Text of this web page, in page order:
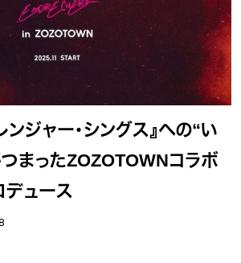
ンジャー・シングス』への“い
まったZOZOTOWNコラボ
デュース